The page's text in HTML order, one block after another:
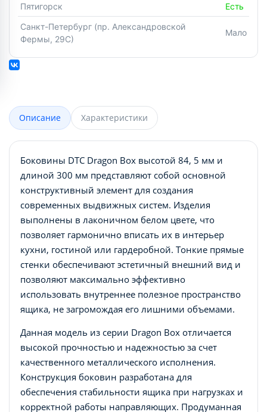
Пятигорск
Есть
Санкт-Петербург (пр. Александровской
Фермы, 29С)
Мало
Описание Характеристики
Боковины DTC Dragon Box высотой 84, 5 мм и
длиной 300 мм представляют собой основной
конструктивный элемент для создания
современных выдвижных систем. Изделия
выполнены в лаконичном белом цвете, что
позволяет гармонично вписать их в интерьер
кухни, гостиной или гардеробной. Тонкие прямые
стенки обеспечивают эстетичный внешний вид и
позволяют максимально эффективно
использовать внутреннее полезное пространство
ящика, не загромождая его лишними объемами.
Данная модель из серии Dragon Box отличается
высокой прочностью и надежностью за счет
качественного металлического исполнения.
Конструкция боковин разработана для
обеспечения стабильности ящика при нагрузках и
корректной работы направляющих. Продуманная